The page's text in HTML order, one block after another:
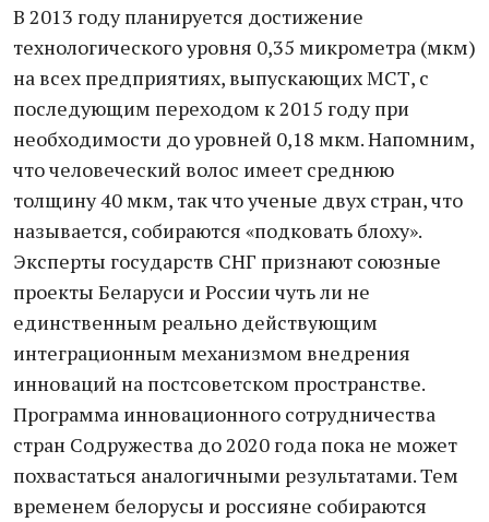
В 2013 году планируется достижение
технологического уровня 0,35 микрометра (мкм)
на всех предприятиях, выпускающих МСТ, с
последующим переходом к 2015 году при
необходимости до уровней 0,18 мкм. Напомним,
что человеческий волос имеет среднюю
толщину 40 мкм, так что ученые двух стран, что
называется, собираются «подковать блоху».
Эксперты государств СНГ признают союзные
проекты Беларуси и России чуть ли не
единственным реально действующим
интеграционным механизмом внедрения
инноваций на постсоветском пространстве.
Программа инновационного сотрудничества
стран Содружества до 2020 года пока не может
похвастаться аналогичными результатами. Тем
временем белорусы и россияне собираются